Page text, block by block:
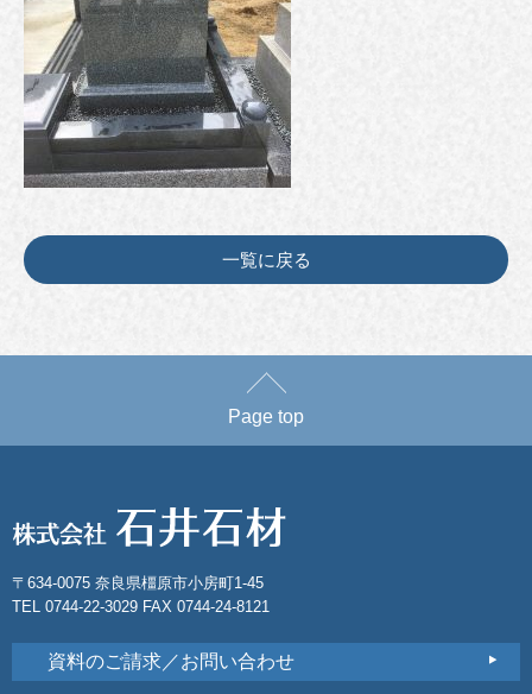
一覧に戻る
Page top
〒634-0075 奈良県橿原市小房町1-45
TEL 0744-22-3029 FAX 0744-24-8121
資料のご請求／お問い合わせ